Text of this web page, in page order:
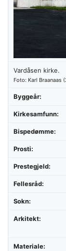
Vardåsen kirke.
Foto: Karl Braanaas
Byggeår:
Kirkesamfunn:
Bispedømme:
Prosti:
Prestegjeld:
Fellesråd:
Sokn:
Arkitekt:
Materiale: